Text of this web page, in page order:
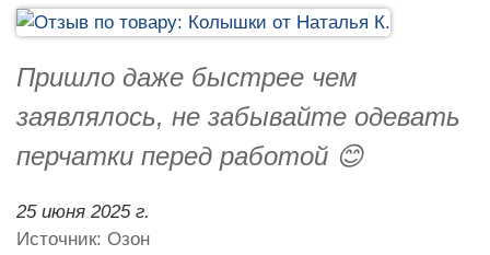
Пришло даже быстрее чем
заявлялось, не забывайте одевать
перчатки перед работой 😊
25 июня 2025 г.
Источник: Озон